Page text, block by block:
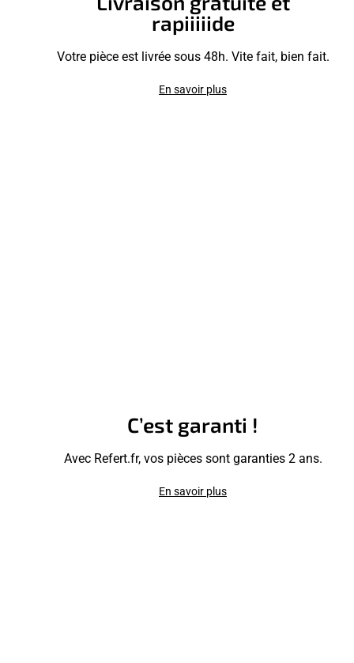
rapiiiiide
Votre pièce est livrée sous 48h. Vite fait, bien fait.
En savoir plus
C’est garanti !
Avec Refert.fr, vos pièces sont garanties 2 ans.
En savoir plus